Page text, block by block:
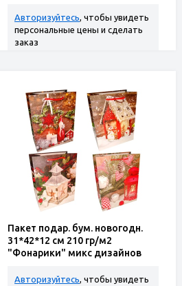
Авторизуйтесь, чтобы увидеть
персональные цены и сделать
заказ
Пакет подар. бум. новогодн.
31*42*12 см 210 гр/м2
"Фонарики" микс дизайнов
Авторизуйтесь, чтобы увидеть